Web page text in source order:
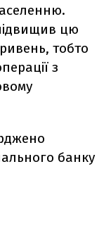
цю
тобто
з
банку